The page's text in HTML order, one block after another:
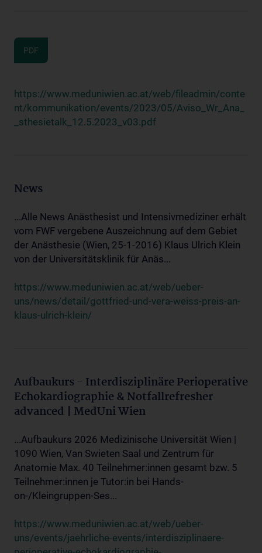
PDF
https://www.meduniwien.ac.at/web/fileadmin/conte
nt/kommunikation/events/2023/05/Aviso_Wr_Ana_
_sthesietalk_12.5.2023_v03.pdf
News
...Alle News Anästhesist und Intensivmediziner erhält
vom FWF vergebene Auszeichnung auf dem Gebiet
der Anästhesie (Wien, 25-1-2016) Klaus Ulrich Klein
von der Universitätsklinik für Anäs...
https://www.meduniwien.ac.at/web/ueber-
uns/news/detail/gottfried-und-vera-weiss-preis-an-
klaus-ulrich-klein/
Aufbaukurs - Interdisziplinäre Perioperative
Echokardiographie & Notfallrefresher
advanced | MedUni Wien
...Aufbaukurs 2026 Medizinische Universität Wien |
1090 Wien, Van Swieten Saal und Zentrum für
Anatomie Max. 40 Teilnehmer:innen gesamt bzw. 5
Teilnehmer:innen je Tutor:in bei Hands-
on-/Kleingruppen-Ses...
https://www.meduniwien.ac.at/web/ueber-
uns/events/jaehrliche-events/interdisziplinaere-